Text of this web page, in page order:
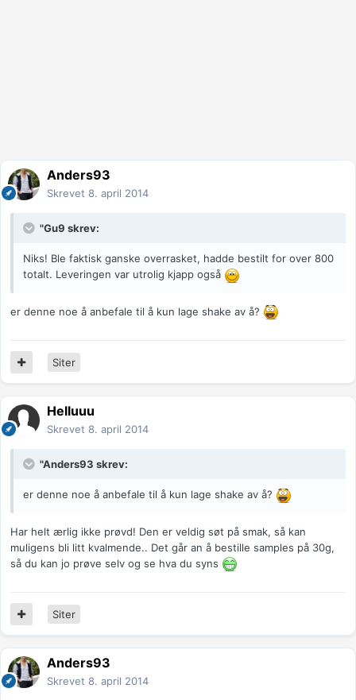
Anders93
Skrevet 8. april 2014
"Gu9 skrev:
Niks! Ble faktisk ganske overrasket, hadde bestilt for over 800
totalt. Leveringen var utrolig kjapp også
er denne noe å anbefale til å kun lage shake av å?
Siter
Helluuu
Skrevet 8. april 2014
"Anders93 skrev:
er denne noe å anbefale til å kun lage shake av å?
Har helt ærlig ikke prøvd! Den er veldig søt på smak, så kan
muligens bli litt kvalmende.. Det går an å bestille samples på 30g,
så du kan jo prøve selv og se hva du syns
Siter
Anders93
Skrevet 8. april 2014